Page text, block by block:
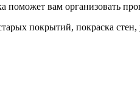
поможет вам организовать
покрытий, покраска